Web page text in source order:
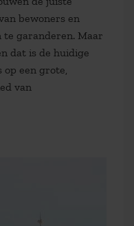
bewoners en
garanderen. Maar
dat is de huidige
op een grote,
van